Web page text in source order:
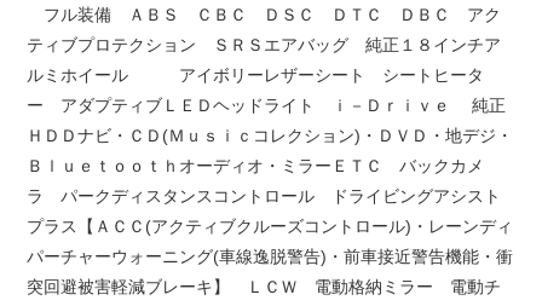
フル装備 ＡＢＳ ＣＢＣ ＤＳＣ ＤＴＣ ＤＢＣ アク
ティブプロテクション ＳＲＳエアバッグ 純正１８インチア
ルミホイール アイボリーレザーシート シートヒータ
ー アダプティブＬＥＤヘッドライト ｉ－Ｄｒｉｖｅ 純正
ＨＤＤナビ・ＣＤ(Ｍｕｓｉｃコレクション)・ＤＶＤ・地デジ・
Ｂｌｕｅｔｏｏｔｈオーディオ・ミラーＥＴＣ バックカメ
ラ パークディスタンスコントロール ドライビングアシスト
プラス【ＡＣＣ(アクティブクルーズコントロール)・レーンディ
パーチャーウォーニング(車線逸脱警告)・前車接近警告機能・衝
突回避被害軽減ブレーキ】 ＬＣＷ 電動格納ミラー 電動チ